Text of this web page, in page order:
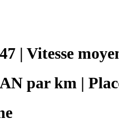
| Vitesse
par km |